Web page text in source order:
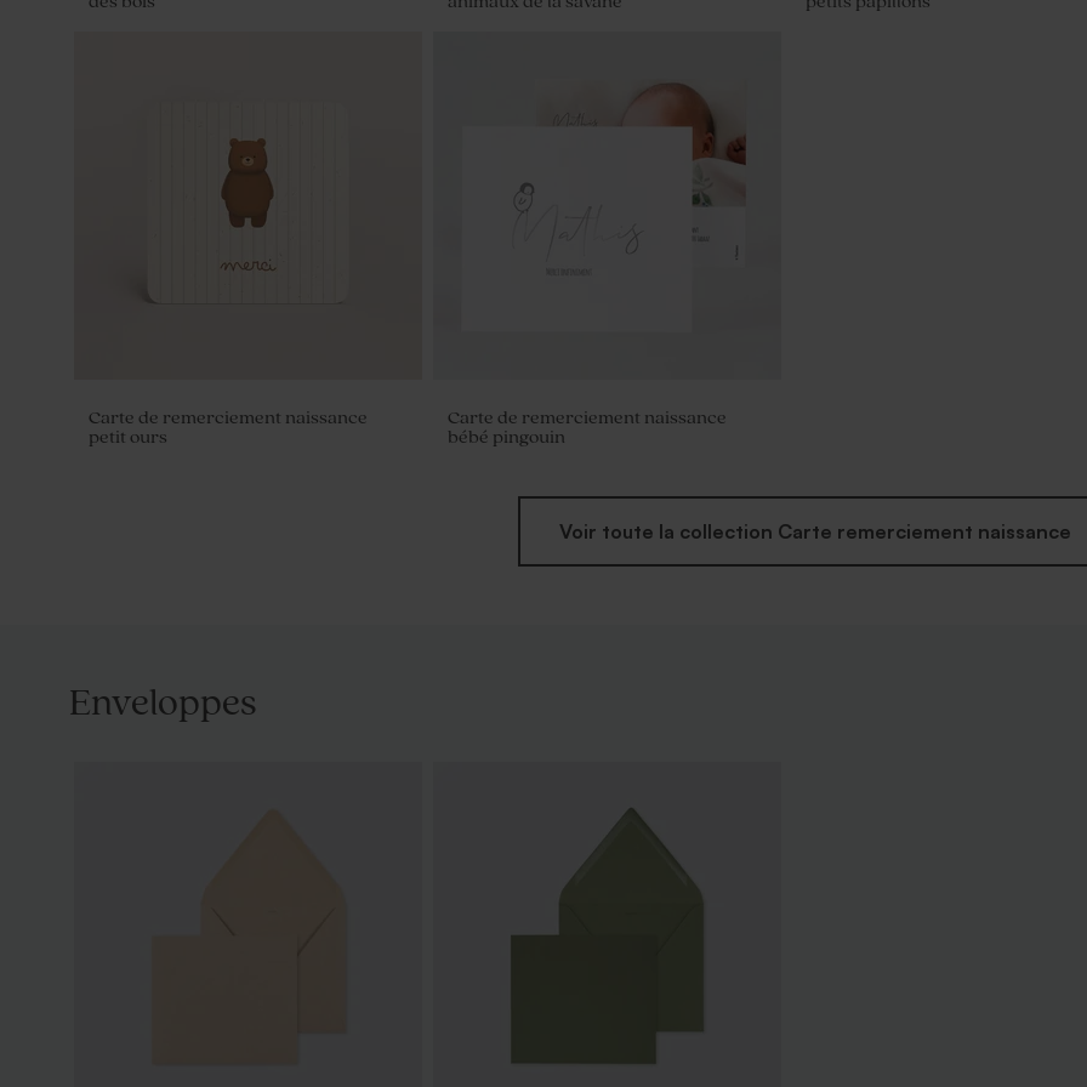
Dragées baptême marbré or 1 kg (±
Dragées baptême lentilles XS or goût
Carte de remerciement naissance
petit ours
Carte de remerciement naissance
bébé pingouin
Voir toute la collection Carte remerciement naissance
Enveloppes